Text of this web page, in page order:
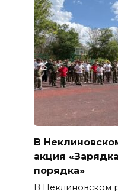
В
акция
порядка»
В Неклиновском